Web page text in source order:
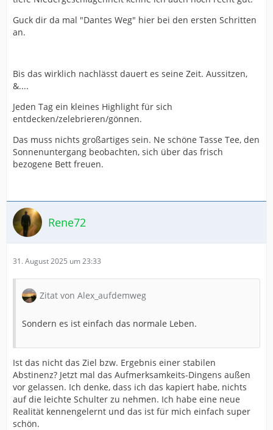
Guck dir da mal "Dantes Weg" hier bei den ersten Schritten
an.
Bis das wirklich nachlässt dauert es seine Zeit. Aussitzen,
&....
Jeden Tag ein kleines Highlight für sich
entdecken/zelebrieren/gönnen.
Das muss nichts großartiges sein. Ne schöne Tasse Tee, den
Sonnenuntergang beobachten, sich über das frisch
bezogene Bett freuen.
Rene72
31. August 2025 um 23:33
Zitat von Alex_aufdemweg
Sondern es ist einfach das normale Leben.
Ist das nicht das Ziel bzw. Ergebnis einer stabilen
Abstinenz? Jetzt mal das Aufmerksamkeits-Dingens außen
vor gelassen. Ich denke, dass ich das kapiert habe, nichts
auf die leichte Schulter zu nehmen. Ich habe eine neue
Realität kennengelernt und das ist für mich einfach super
schön.